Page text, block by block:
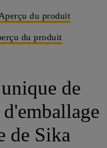
du produit
du produit
de
de Sika